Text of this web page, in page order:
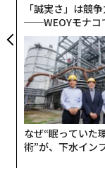
編集＝上田裕資
「誠実さ」は競
──WEOYモナコ
ら寿司の経営哲学
なぜ“眠っていた
術”が、下水イン